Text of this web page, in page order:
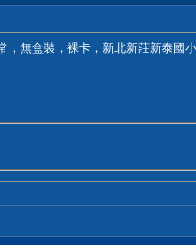
無盒裝，裸卡，新北新莊新泰國小